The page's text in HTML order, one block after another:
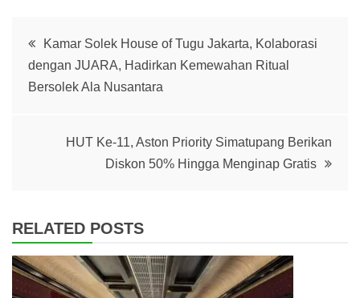
Post
navigation
Kamar Solek House of Tugu Jakarta, Kolaborasi
dengan JUARA, Hadirkan Kemewahan Ritual
Bersolek Ala Nusantara
HUT Ke-11, Aston Priority Simatupang Berikan
Diskon 50% Hingga Menginap Gratis
RELATED POSTS